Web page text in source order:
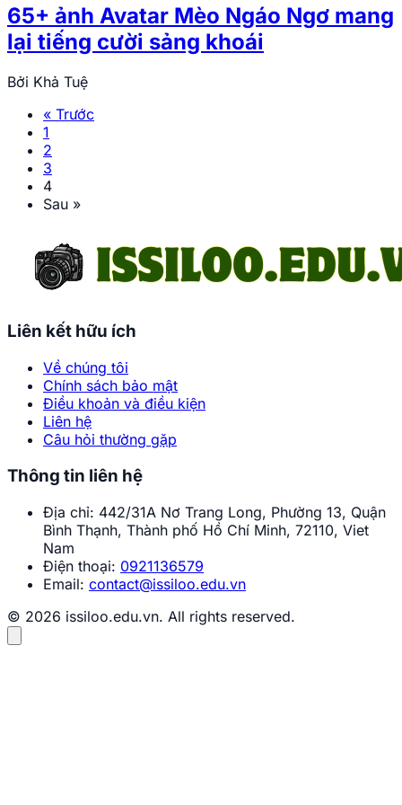
65+ ảnh Avatar Mèo Ngáo Ngơ mang
lại tiếng cười sảng khoái
Bởi Khả Tuệ
« Trước
1
2
3
4
Sau »
Liên kết hữu ích
Về chúng tôi
Chính sách bảo mật
Điều khoản và điều kiện
Liên hệ
Câu hỏi thường gặp
Thông tin liên hệ
Địa chỉ: 442/31A Nơ Trang Long, Phường 13, Quận
Bình Thạnh, Thành phố Hồ Chí Minh, 72110, Viet
Nam
Điện thoại: 0921136579
Email: contact@issiloo.edu.vn
© 2026 issiloo.edu.vn. All rights reserved.